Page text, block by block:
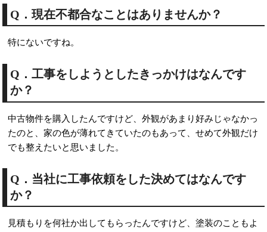
Q．現在不都合なことはありませんか？
特にないですね。
Q．工事をしようとしたきっかけはなんです
か？
中古物件を購入したんですけど、外観があまり好みじゃなかっ
たのと、家の色が薄れてきていたのもあって、せめて外観だけ
でも整えたいと思いました。
Q．当社に工事依頼をした決めてはなんです
か？
見積もりを何社か出してもらったんですけど、塗装のこともよ